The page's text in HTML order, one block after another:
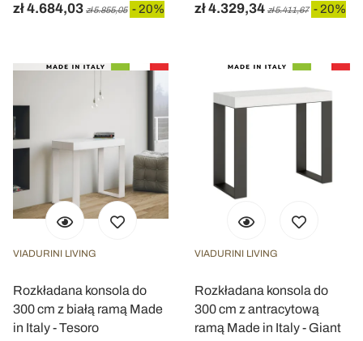
zł 4.684,03 zł 5.855,05 - 20% zł 4.329,34 zł 5.411,67 - 20%
VIADURINI LIVING
Rozkładana konsola do
300 cm z białą ramą Made
in Italy - Tesoro
VIADURINI LIVING
Rozkładana konsola do
300 cm z antracytową
ramą Made in Italy - Giant